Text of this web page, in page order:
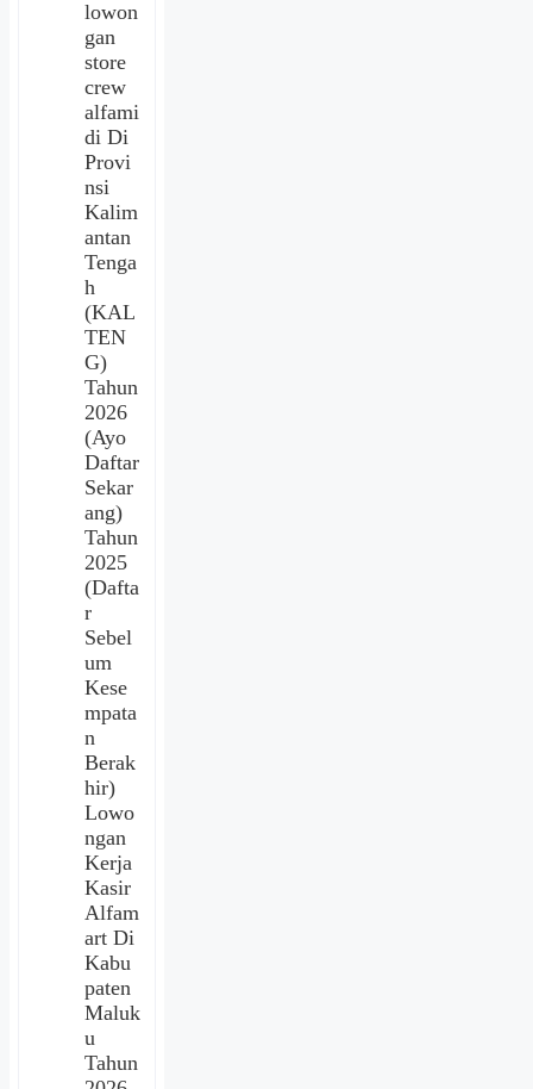
lowon
gan
store
crew
alfami
di Di
Provi
nsi
Kalim
antan
Tenga
h
(KAL
TEN
G)
Tahun
2026
(Ayo
Daftar
Sekar
ang)
Tahun
2025
(Dafta
r
Sebel
um
Kese
mpata
n
Berak
hir)
Lowo
ngan
Kerja
Kasir
Alfam
art Di
Kabu
paten
Maluk
u
Tahun